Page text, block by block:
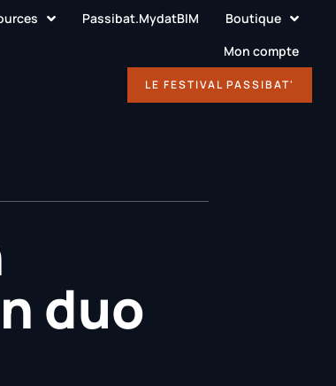
Passibat.MydatBIM
Boutique
Mon compte
LE FESTIVAL PASSIBAT'
duo